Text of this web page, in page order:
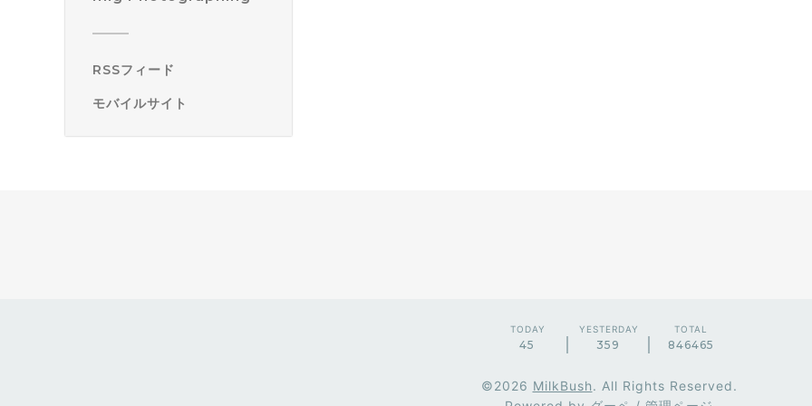
RSSフィード
モバイルサイト
TODAY
45
YESTERDAY
359
TOTAL
846465
©2026 MilkBush. All Rights Reserved.